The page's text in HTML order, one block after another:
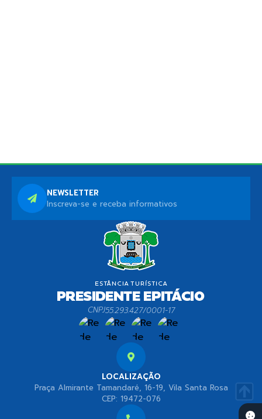
LOCALIZAÇÃO
Praça Almirante Tamandaré, 16-19, Vila Santa Rosa
CEP: 19472-076
CNPJ55.293.427/0001-17
NEWSLETTER
Inscreva-se e receba informativos